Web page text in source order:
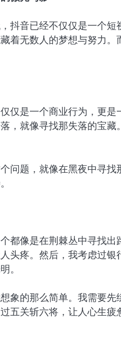
抖音已经不仅仅是一个
着无数人的梦想与努力
仅是一个商业行为，更
，就像寻找那失落的宝
问题，就像在黑夜中寻
都像是在荆棘丛中寻找
头疼。然后，我考虑过
。
象的那么简单。我需要
五关斩六将，让人心生